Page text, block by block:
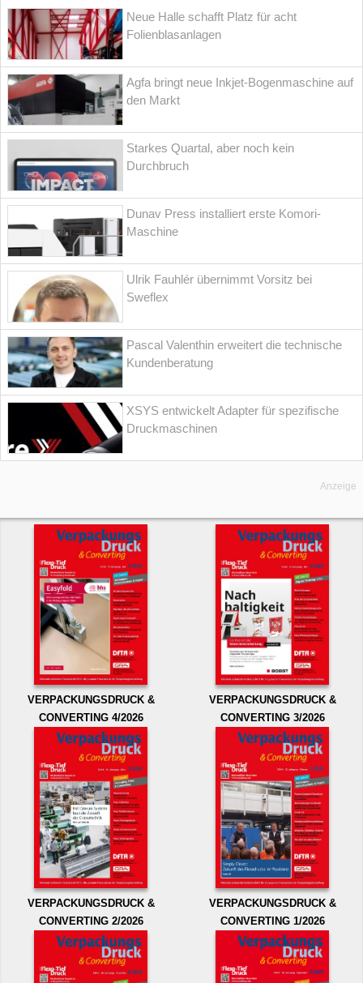
Neue Halle schafft Platz für acht
Folienblasanlagen
Agfa bringt neue Inkjet-Bogenmaschine auf
den Markt
Starkes Quartal, aber noch kein
Durchbruch
Dunav Press installiert erste Komori-
Maschine
Ulrik Fauhlér übernimmt Vorsitz bei
Sweflex
Pascal Valenthin erweitert die technische
Kundenberatung
XSYS entwickelt Adapter für spezifische
Druckmaschinen
Anzeige
VERPACKUNGSDRUCK &
CONVERTING 4/2026
VERPACKUNGSDRUCK &
CONVERTING 3/2026
VERPACKUNGSDRUCK &
CONVERTING 2/2026
VERPACKUNGSDRUCK &
CONVERTING 1/2026